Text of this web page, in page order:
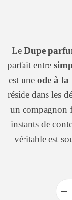
Le Dupe
parfait entre
est une ode à la
réside dans les
un compagnon
instants de
véritable est